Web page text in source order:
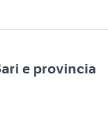
e provincia